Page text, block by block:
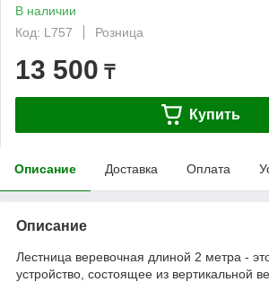
В наличии
Код: L757
Розница
13 500 ₸
Купить
Описание Доставка Оплата
Описание
Лестница веревочная длиной 2 метра -
устройство, состоящее из вертикальной